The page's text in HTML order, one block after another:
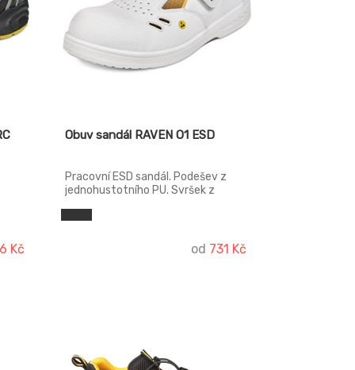
Kč
Obuv sandál RAVEN O1 ESD
Pracovní ESD sandál. Podešev z
jednohustotního PU. Svršek z
Podešev: jednohustotní polyuretan
Podšívka: polyester mesh Norma:
od 731 Kč